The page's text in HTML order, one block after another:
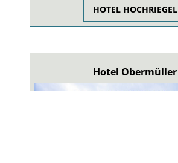
HOTEL HOCHRIEGEL
Hotel Obermüller